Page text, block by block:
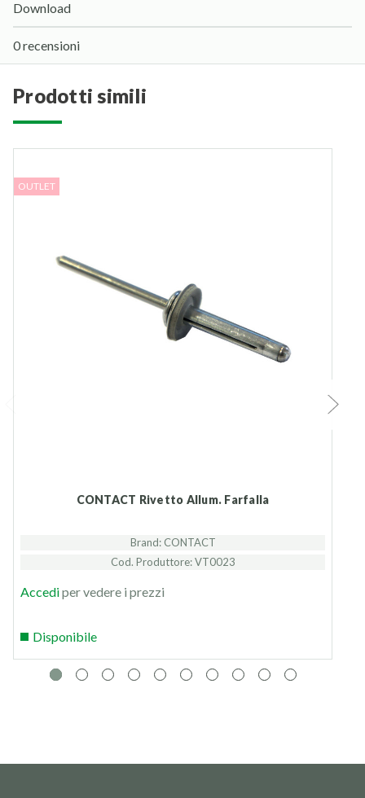
Download
0 recensioni
prodotti simili
OUTLET
CONTACT Rivetto Allum. Farfalla
Brand: CONTACT
Cod. Produttore: VT0023
Accediper vedere i prezzi
Disponibile